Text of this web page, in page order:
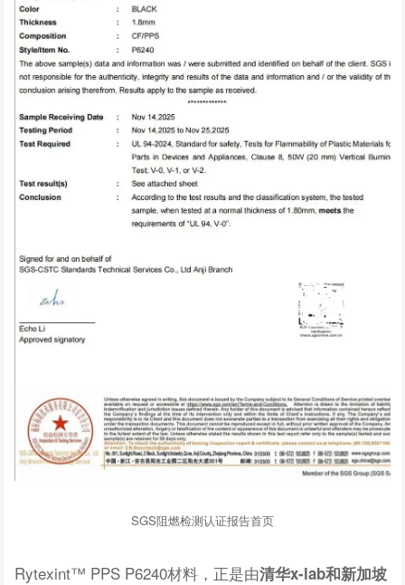
SGS阻燃检测认证报告首页
Rytexint™ PPS P6240材料，正是由清华x-lab和新加坡